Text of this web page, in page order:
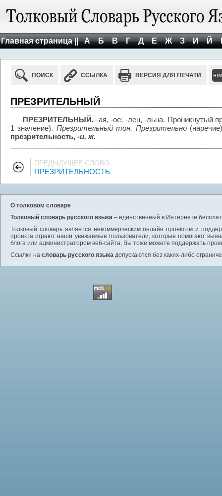
Главная страница || А Б В Г Д Е Ж З И Й
ПОИСК ССЫЛКА ВЕРСИЯ ДЛЯ ПЕЧАТИ
ПРЕЗРИТЕЛЬНЫЙ
ПРЕЗРИТЕЛЬНЫЙ, -ая, -ое; -лен, -льна. Проникнутый
1 значение). Презрительный тон. Презрительно
презрительность, -и, ж.
ПРЕДЫДУЩЕЕ СЛОВО
ПРЕЗРИТЕЛЬНОСТЬ
О толковом словаре
Толковый словарь русского языка – единственный в Интернете
Толковый словарь является некоммерческим онлайн проектом и
проекта играют наши уважаемые пользователи, которые помогают
блога или администратором веб-сайта, Вы тоже можете поддержать
Ссылки на словарь русского языка допускаются без каких-либо